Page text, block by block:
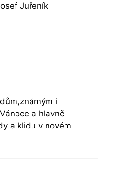
Juřeník
i
a hlavně
a klidu v novém